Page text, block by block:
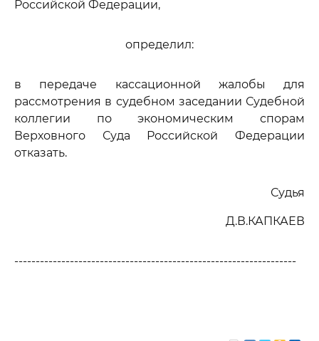
Российской Федерации,
определил:
в передаче кассационной жалобы для
рассмотрения в судебном заседании Судебной
коллегии по экономическим спорам
Верховного Суда Российской Федерации
отказать.
Судья
Д.В.КАПКАЕВ
------------------------------------------------------------------